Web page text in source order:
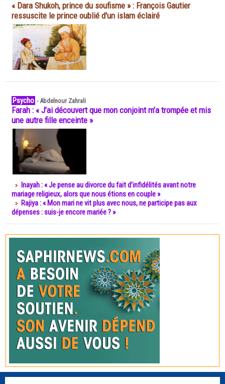
« Dara Shukoh, prince du soufisme » : François Gautier
ressuscite le prince oublié d'un islam éclairé
Psycho -Abdelnour Zahrali
Farah : « J’ai découvert que mon conjoint m’a trompée et mis
une autre fille enceinte »
Inayah : « Je pense au divorce du fait d’infidélités avant notre
mariage religieux, alors que nous étions en couple »
Rajiya : « Mon mari ne vit plus avec nous, ne participe pas aux
dépenses : suis-je encore mariée ? »